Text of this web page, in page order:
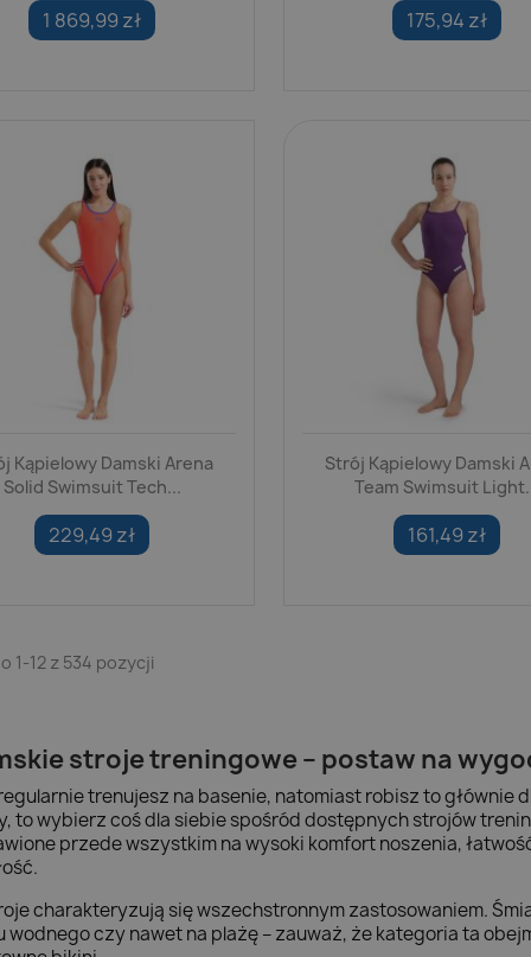
1 869,99 zł 175,94 zł
Kąpielowy Damski Arena
Solid Swimsuit Tech...
229,49 zł
Strój Kąpielowy Damski
Team Swimsuit
161,49 zł
1-12 z 534 pozycji
stroje treningowe – postaw na
trenujesz na basenie, natomiast robisz to
to wybierz coś dla siebie spośród dostępnych strojów
przede wszystkim na wysoki komfort noszenia,
charakteryzują się wszechstronnym zastosowaniem.
wodnego czy nawet na plażę – zauważ, że kategoria ta